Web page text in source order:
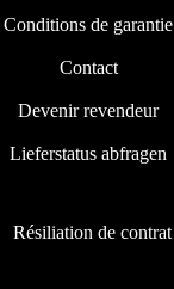
Conditions de garantie
Contact
Devenir revendeur
Lieferstatus abfragen
Résiliation de contrat